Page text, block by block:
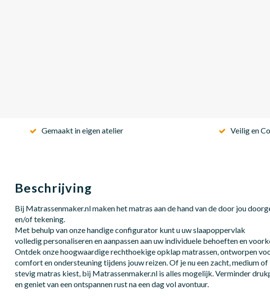
Gemaakt in eigen atelier Veilig en
Beschrijving
Bij Matrassenmaker.nl maken het matras aan de hand van de door jou
en/of tekening.
Met behulp van onze handige configurator kunt u uw slaapoppervlak
volledig personaliseren en aanpassen aan uw individuele behoeften en
Ontdek onze hoogwaardige rechthoekige opklap matrassen, ontworpen
comfort en ondersteuning tijdens jouw reizen. Of je nu een zacht, medium of
stevig matras kiest, bij Matrassenmaker.nl is alles mogelijk. Verminder
en geniet van een ontspannen rust na een dag vol avontuur.